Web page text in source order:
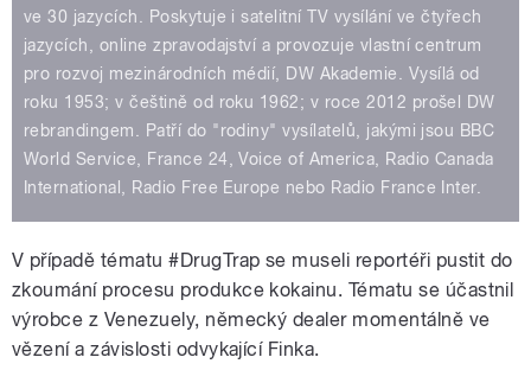
ve 30 jazycích. Poskytuje i satelitní TV vysílání ve čtyřech
jazycích, online zpravodajství a provozuje vlastní centrum
pro rozvoj mezinárodních médií, DW Akademie. Vysílá od
roku 1953; v češtině od roku 1962; v roce 2012 prošel DW
rebrandingem. Patří do "rodiny" vysílatelů, jakými jsou BBC
World Service, France 24, Voice of America, Radio Canada
International, Radio Free Europe nebo Radio France Inter.
V případě tématu #DrugTrap se museli reportéři pustit do
zkoumání procesu produkce kokainu. Tématu se účastnil
výrobce z Venezuely, německý dealer momentálně ve
vězení a závislosti odvykající Finka.